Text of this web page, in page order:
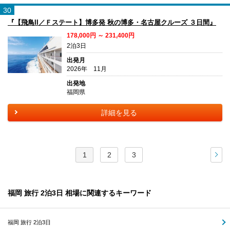
30
『【飛鳥II／Ｆステート】博多発 秋の博多・名古屋クルーズ ３日間』
178,000円 ～ 231,400円
2泊3日
出発月
2026年 11月
出発地
福岡県
詳細を見る
1 2 3
福岡 旅行 2泊3日 相場に関連するキーワード
福岡 旅行 2泊3日